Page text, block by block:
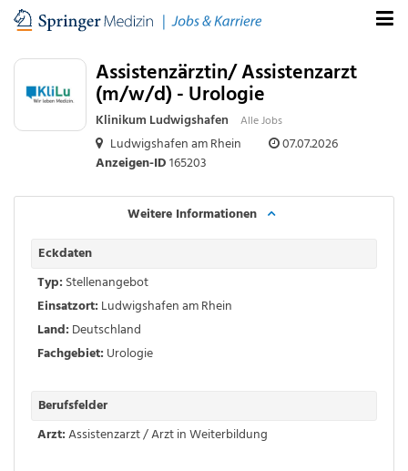
Assistenzärztin/ Assistenzarzt
(m/w/d) - Urologie
Klinikum Ludwigshafen Alle Jobs
Ludwigshafen am Rhein
07.07.2026
Anzeigen-ID165203
Weitere Informationen
Eckdaten
Typ: Stellenangebot
Einsatzort: Ludwigshafen am Rhein
Land: Deutschland
Fachgebiet: Urologie
Berufsfelder
Arzt:Assistenzarzt / Arzt in Weiterbildung